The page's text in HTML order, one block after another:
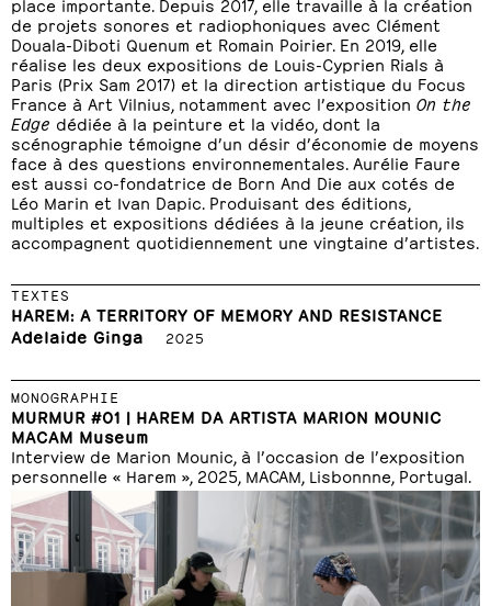
de projets sonores et radiophoniques avec Clément
Douala-Diboti Quenum et Romain Poirier. En 2019, elle
réalise les deux expositions de Louis-Cyprien Rials à
Paris (Prix Sam 2017) et la direction artistique du Focus
France à Art Vilnius, notamment avec l’exposition On the
Edge dédiée à la peinture et la vidéo, dont la
scénographie témoigne d’un désir d’économie de moyens
face à des questions environnementales. Aurélie Faure
est aussi co-fondatrice de Born And Die aux cotés de
Léo Marin et Ivan Dapic. Produisant des éditions,
multiples et expositions dédiées à la jeune création, ils
accompagnent quotidiennement une vingtaine d’artistes.
TEXTES
HAREM: A TERRITORY OF MEMORY AND RESISTANCE
Adelaide Ginga
2025
MONOGRAPHIE
MURMUR #01 | HAREM DA ARTISTA MARION MOUNIC
MACAM Museum
Interview de Marion Mounic, à l’occasion de l’exposition
personnelle « Harem », 2025, MACAM, Lisbonnne, Portugal.